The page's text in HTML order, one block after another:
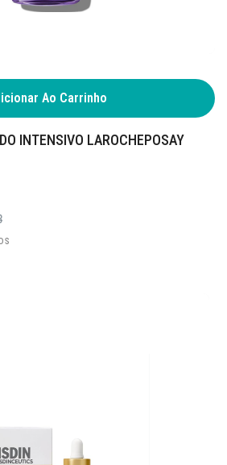
Ao Carrinho
INTENSIVO LAROCHEPOSAY